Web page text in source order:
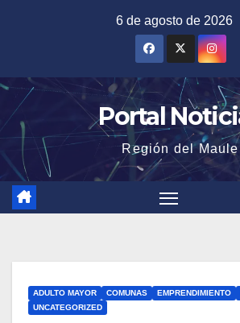
6 de agosto de 2026
Portal
Región del Maule
ADULTO MAYOR COMUNAS EMPRENDIMIENTO
UNCATEGORIZED